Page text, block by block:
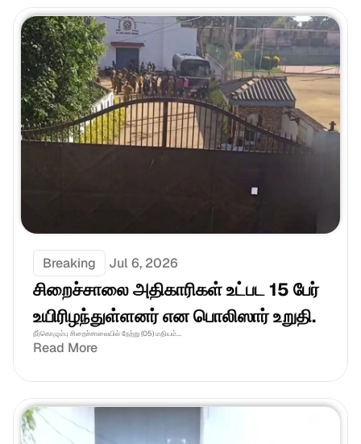
Breaking Jul 6, 2026
சிறைச்சாலை அதிகாரிகள் உட்பட 15 பேர்
உயிரிழந்துள்ளனர் என பொலிஸார் உறுதி.
நீர்கொழும்பு சிறைச்சாலையில் நேற்று (05) மதியம்...
Read More